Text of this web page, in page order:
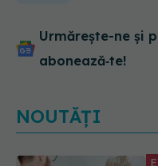
Urmărește-ne și
abonează‑te!
NOUTĂȚI